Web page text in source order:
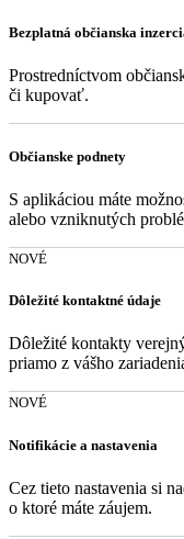
Bezplatná občianska
Prostredníctvom
či kupovať.
Občianske podnety
S aplikáciou máte
alebo vzniknutých
NOVÉ
Dôležité kontaktné údaje
Dôležité kontakty
priamo z vášho
NOVÉ
Notifikácie a nastavenia
Cez tieto nastavenia si
o ktoré máte záujem.